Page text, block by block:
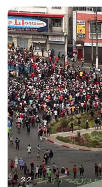
稿
ナ
ビ
ゲ
ー
シ
ョ
ン
タグ: アフリカ マダガスカ